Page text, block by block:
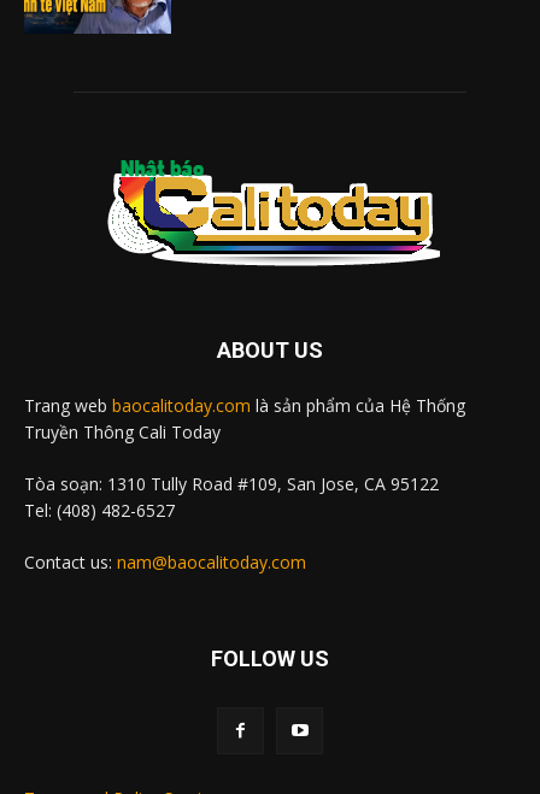
ABOUT US
Trang web baocalitoday.com là sản phẩm của Hệ Thống
Truyền Thông Cali Today
Tòa soạn: 1310 Tully Road #109, San Jose, CA 95122
Tel: (408) 482-6527
Contact us: nam@baocalitoday.com
FOLLOW US